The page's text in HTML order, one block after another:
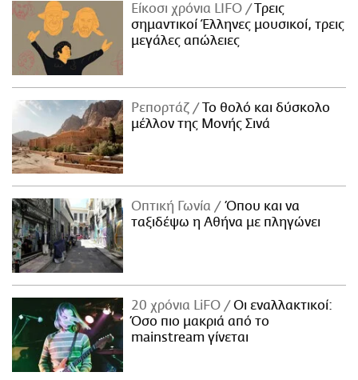
Είκοσι χρόνια LIFO
Tρεις
σημαντικοί Έλληνες μουσικοί, τρεις
μεγάλες απώλειες
Ρεπορτάζ
Το θολό και δύσκολο
μέλλον της Μονής Σινά
Οπτική Γωνία
Όπου και να
ταξιδέψω η Αθήνα με πληγώνει
20 χρόνια LiFO
Οι εναλλακτικοί:
Όσο πιο μακριά από το
mainstream γίνεται